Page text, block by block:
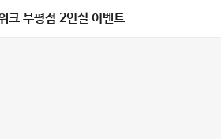
크 부평점 2인실 이벤트